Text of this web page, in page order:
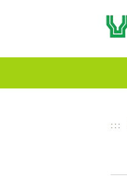
:::